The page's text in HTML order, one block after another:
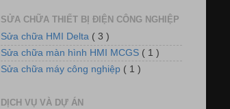
Tủ điều khiển nồi hơi xử lý khí thải
SỬA CHỮA THIẾT BỊ ĐIỆN CÔNG NGHIỆP
Sửa chữa HMI Delta ( 3 )
Sửa chữa màn hình HMI MCGS ( 1 )
Sửa chữa máy công nghiệp ( 1 )
DỊCH VỤ VÀ DỰ ÁN